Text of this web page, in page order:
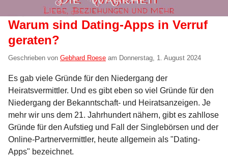
Warum sind Dating-Apps in Verruf
geraten?
Geschrieben von Gebhard Roese am Donnerstag, 1. August 2024
Es gab viele Gründe für den Niedergang der
Heiratsvermittler. Und es gibt eben so viel Gründe für den
Niedergang der Bekanntschaft- und Heiratsanzeigen. Je
mehr wir uns dem 21. Jahrhundert nähern, gibt es zahllose
Gründe für den Aufstieg und Fall der Singlebörsen und der
Online-Partnervermittler, heute allgemein als "Dating-
Apps" bezeichnet.